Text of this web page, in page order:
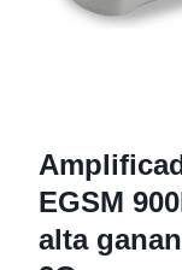
EGSM
alta